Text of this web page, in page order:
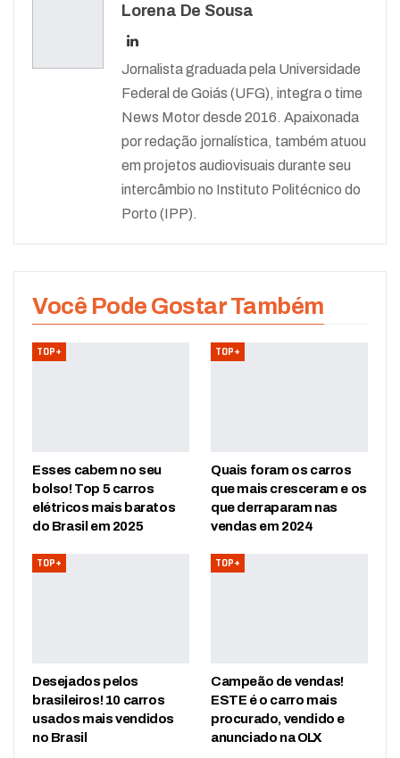
Lorena De Sousa
Jornalista graduada pela Universidade
Federal de Goiás (UFG), integra o time
News Motor desde 2016. Apaixonada
por redação jornalística, também atuou
em projetos audiovisuais durante seu
intercâmbio no Instituto Politécnico do
Porto (IPP).
Você Pode Gostar Também
TOP+
Esses cabem no seu
bolso! Top 5 carros
elétricos mais baratos
do Brasil em 2025
TOP+
Quais foram os carros
que mais cresceram e os
que derraparam nas
vendas em 2024
TOP+
Desejados pelos
brasileiros! 10 carros
usados mais vendidos
no Brasil
TOP+
Campeão de vendas!
ESTE é o carro mais
procurado, vendido e
anunciado na OLX